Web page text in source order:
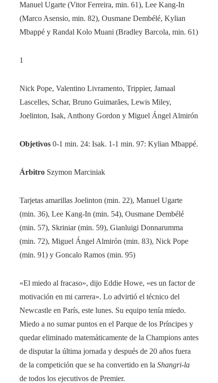
Manuel Ugarte (Vitor Ferreira, min. 61), Lee Kang-In
(Marco Asensio, min. 82), Ousmane Dembélé, Kylian
Mbappé y Randal Kolo Muani (Bradley Barcola, min. 61)
1
Nick Pope, Valentino Livramento, Trippier, Jamaal
Lascelles, Schar, Bruno Guimarães, Lewis Miley,
Joelinton, Isak, Anthony Gordon y Miguel Ángel Almirón
Objetivos 0-1 min. 24: Isak. 1-1 min. 97: Kylian Mbappé.
Árbitro Szymon Marciniak
Tarjetas amarillas Joelinton (min. 22), Manuel Ugarte
(min. 36), Lee Kang-In (min. 54), Ousmane Dembélé
(min. 57), Skriniar (min. 59), Gianluigi Donnarumma
(min. 72), Miguel Ángel Almirón (min. 83), Nick Pope
(min. 91) y Goncalo Ramos (min. 95)
«El miedo al fracaso», dijo Eddie Howe, «es un factor de
motivación en mi carrera». Lo advirtió el técnico del
Newcastle en París, este lunes. Su equipo tenía miedo.
Miedo a no sumar puntos en el Parque de los Príncipes y
quedar eliminado matemáticamente de la Champions antes
de disputar la última jornada y después de 20 años fuera
de la competición que se ha convertido en la Shangri-la
de todos los ejecutivos de Premier.